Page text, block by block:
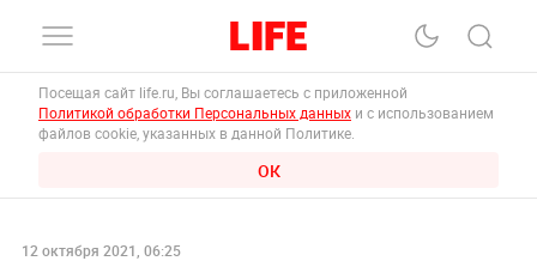
Посещая сайт life.ru, Вы соглашаетесь с приложенной
Политикой обработки Персональных данных и с использованием
файлов cookie, указанных в данной Политике.
ОК
12 октября 2021, 06:25